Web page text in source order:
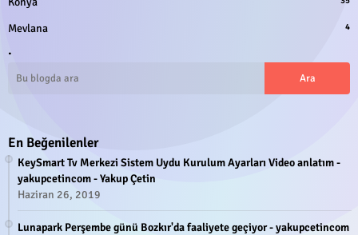
Mevlana 4
.
En Beğenilenler
KeySmart Tv Merkezi Sistem Uydu Kurulum Ayarları Video anlatım -
yakupcetincom - Yakup Çetin
Haziran 26, 2019
Lunapark Perşembe günü Bozkır'da faaliyete geçiyor - yakupcetincom